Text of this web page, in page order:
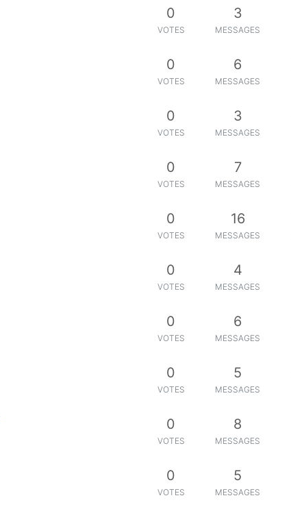
0
VOTES
3
MESSAGES
0
VOTES
6
MESSAGES
0
VOTES
3
MESSAGES
0
VOTES
7
MESSAGES
0
VOTES
16
MESSAGES
0
VOTES
4
MESSAGES
0
VOTES
6
MESSAGES
0
VOTES
5
MESSAGES
0
VOTES
8
MESSAGES
0
VOTES
5
MESSAGES